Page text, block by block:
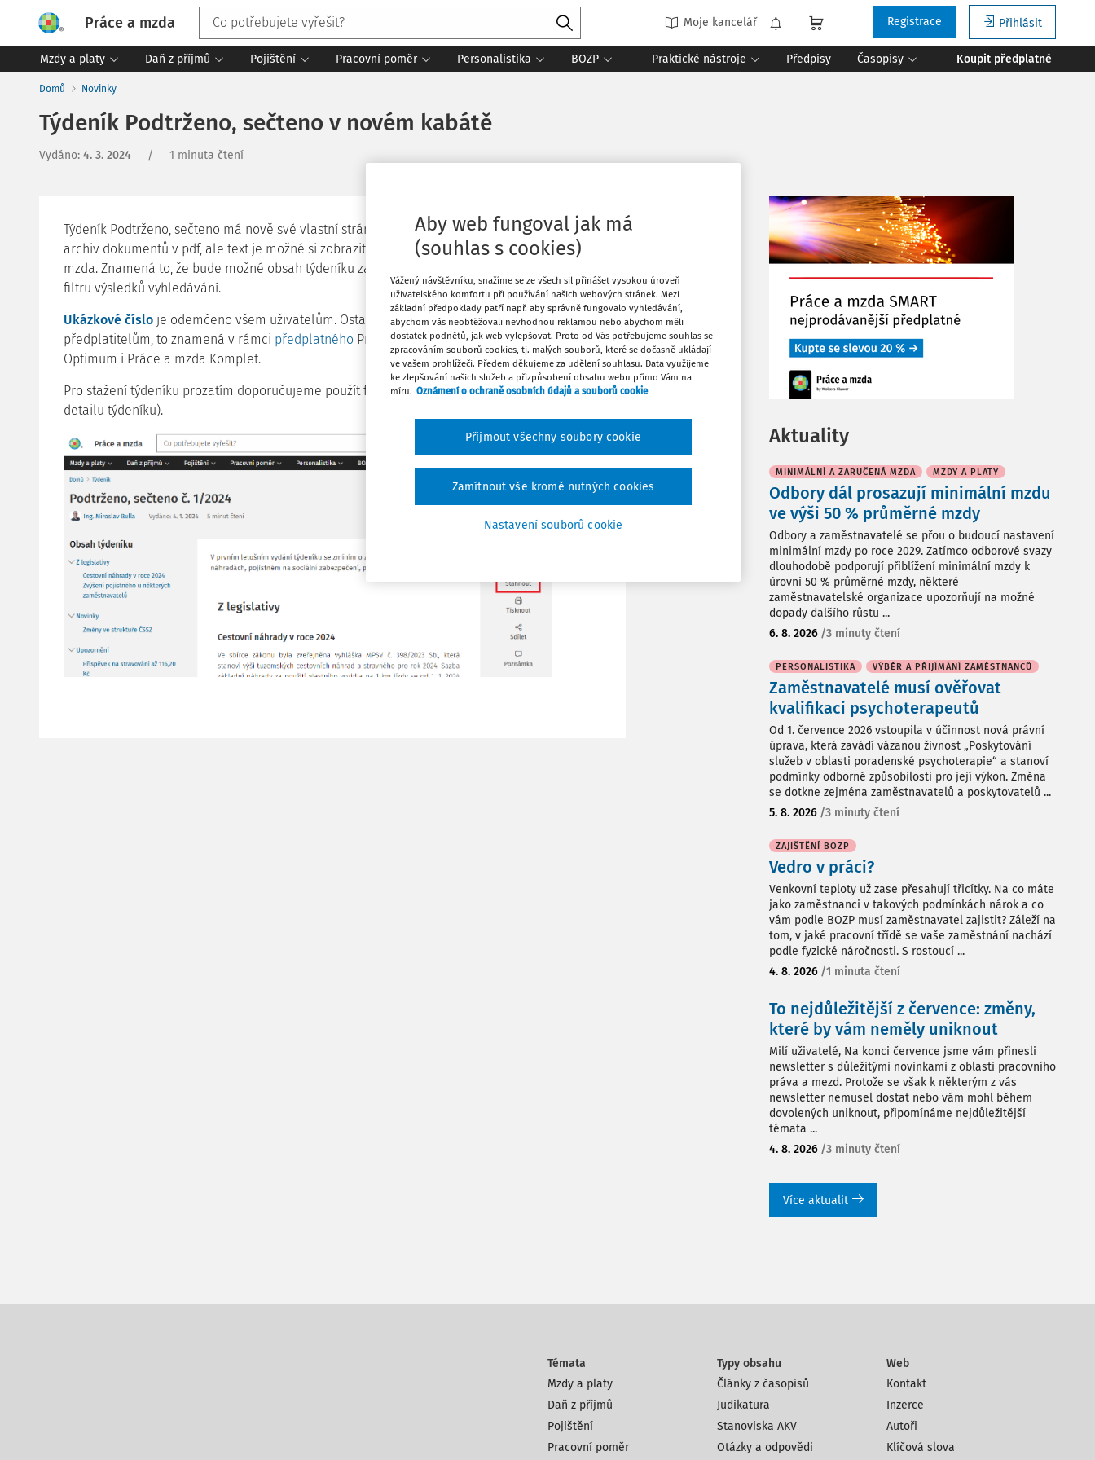
Práce a mzda Moje kancelář Přihlásit
Registrace
Mzdy a platy Daň z příjmů Pojištění Pracovní poměr Personalistika BOZP Praktické nástroje Předpisy Časopisy Koupit předplatné
Domů Novinky
Týdeník Podtrženo, sečteno v novém kabátě
Vydáno: 4. 3. 2024 / 1 minuta čtení
Týdeník Podtrženo, sečteno má nově své vlastní stránky. Nebude tedy již přístupný pouze jako
archiv dokumentů v pdf, ale text je možné si zobrazit přímo jako součást aplikace Práce a
mzda. Znamená to, že bude možné obsah týdeníku zahrnout do vyhledávání a označit ve
filtru výsledků vyhledávání.
Ukázkové číslo je odemčeno všem uživatelům. Ostatní čísla jsou dostupná všem
předplatitelům, to znamená v rámci předplatného Práce a mzda Digital, Práce a mzda
Optimum i Práce a mzda Komplet.
Pro stažení týdeníku prozatím doporučujeme použít funkci stáhnout (značka šipky vedle
detailu týdeníku).
Stáhnout
Tisknout
Sdílet
Aktuality
MINIMÁLNÍ A ZARUČENÁ MZDA MZDY A PLATY
Odbory dál prosazují minimální mzdu
ve výši 50 % průměrné mzdy
Odbory a zaměstnavatelé se přou o budoucí nastavení
minimální mzdy po roce 2029. Zatímco odborové svazy
dlouhodobě podporují přiblížení minimální mzdy k
úrovni 50 % průměrné mzdy, některé
zaměstnavatelské organizace upozorňují na možné
dopady dalšího růstu ...
6. 8. 2026 /3 minuty čtení
PERSONALISTIKA VÝBĚR A PŘIJÍMÁNÍ ZAMĚSTNANCŮ
Zaměstnavatelé musí ověřovat
kvalifikaci psychoterapeutů
Od 1. července 2026 vstoupila v účinnost nová právní
úprava, která zavádí vázanou živnost „Poskytování
služeb v oblasti poradenské psychoterapie“ a stanoví
podmínky odborné způsobilosti pro její výkon. Změna
se dotkne zejména zaměstnavatelů a poskytovatelů ...
5. 8. 2026 /3 minuty čtení
ZAJIŠTĚNÍ BOZP
Vedro v práci?
Venkovní teploty už zase přesahují třicítky. Na co máte
jako zaměstnanci v takových podmínkách nárok a co
vám podle BOZP musí zaměstnavatel zajistit? Záleží na
tom, v jaké pracovní třídě se vaše zaměstnání nachází
podle fyzické náročnosti. S rostoucí ...
4. 8. 2026 /1 minuta čtení
To nejdůležitější z července: změny,
které by vám neměly uniknout
Milí uživatelé, Na konci července jsme vám přinesli
newsletter s důležitými novinkami z oblasti pracovního
práva a mezd. Protože se však k některým z vás
newsletter nemusel dostat nebo vám mohl během
dovolených uniknout, připomínáme nejdůležitější
témata ...
4. 8. 2026 /3 minuty čtení
Více aktualit
Témata
Mzdy a platy
Daň z příjmů
Pojištění
Pracovní poměr
Typy obsahu
Články z časopisů
Judikatura
Stanoviska AKV
Otázky a odpovědi
Web
Kontakt
Inzerce
Autoři
Klíčová slova
Aby web fungoval jak má
(souhlas s cookies)
Vážený návštěvníku, snažíme se ze všech sil přinášet vysokou úroveň
uživatelského komfortu při používání našich webových stránek. Mezi
základní předpoklady patří např. aby správně fungovalo vyhledávání,
abychom vás neobtěžovali nevhodnou reklamou nebo abychom měli
dostatek podnětů, jak web vylepšovat. Proto od Vás potřebujeme souhlas se
zpracováním souborů cookies, tj. malých souborů, které se dočasně ukládají
ve vašem prohlížeči. Předem děkujeme za udělení souhlasu. Data využijeme
ke zlepšování našich služeb a přizpůsobení obsahu webu přímo Vám na
míru. Oznámení o ochraně osobních údajů a souborů cookie
Nastavení souborů cookie
Zamítnout vše kromě nutných cookies
Přijmout všechny soubory cookie